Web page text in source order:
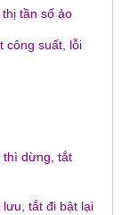
tần số ảo
công suất, lỗi
thì dừng, tắt
tắt đi bật lại